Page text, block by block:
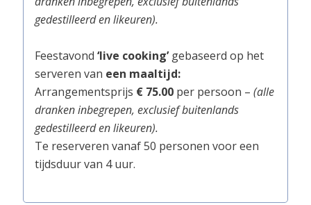
gedestilleerd en likeuren).
Feestavond ‘live cooking’gebaseerd op het
serveren van een maaltijd:
Arrangementsprijs € 75.00per persoon – (alle
dranken inbegrepen, exclusief buitenlands
gedestilleerd en likeuren).
Te reserveren vanaf 50 personen voor een
tijdsduur van 4 uur.